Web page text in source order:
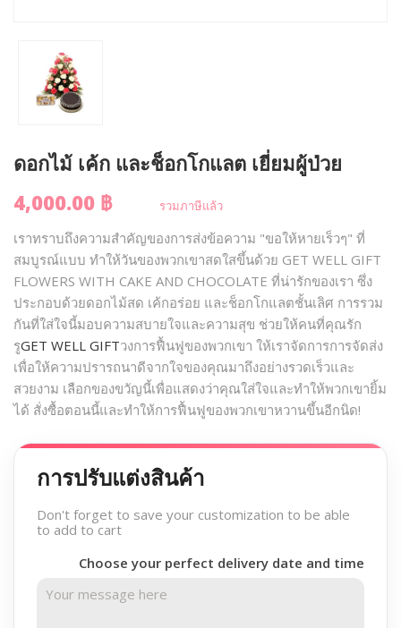
ดอกไม้ เค้ก และช็อกโกแลต เยี่ยมผู้ป่วย
4,000.00 ฿
รวมภาษีแล้ว
เราทราบถึงความสำคัญของการส่งข้อความ "ขอให้หายเร็วๆ" ที่
สมบูรณ์แบบ ทำให้วันของพวกเขาสดใสขึ้นด้วย GET WELL GIFT
FLOWERS WITH CAKE AND CHOCOLATE ที่น่ารักของเรา ซึ่ง
ประกอบด้วยดอกไม้สด เค้กอร่อย และช็อกโกแลตชั้นเลิศ การรวม
กันที่ใส่ใจนี้มอบความสบายใจและความสุข ช่วยให้คนที่คุณรัก
รูGET WELL GIFTวงการฟื้นฟูของพวกเขา ให้เราจัดการการจัดส่ง
เพื่อให้ความปรารถนาดีจากใจของคุณมาถึงอย่างรวดเร็วและ
สวยงาม เลือกของขวัญนี้เพื่อแสดงว่าคุณใส่ใจและทำให้พวกเขายิ้ม
ได้ สั่งซื้อตอนนี้และทำให้การฟื้นฟูของพวกเขาหวานขึ้นอีกนิด!
การปรับแต่งสินค้า
Don't forget to save your customization to be able
to add to cart
Choose your perfect delivery date and time